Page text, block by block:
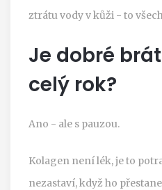
ztrátu vody v kůži - to
Je dobré
celý rok?
Ano - ale s pauzou.
Kolagen není lék, je to
nezastaví, když ho